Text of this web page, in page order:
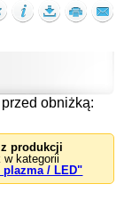
obniżką:
produkcji
w kategorii
plazma / LED"